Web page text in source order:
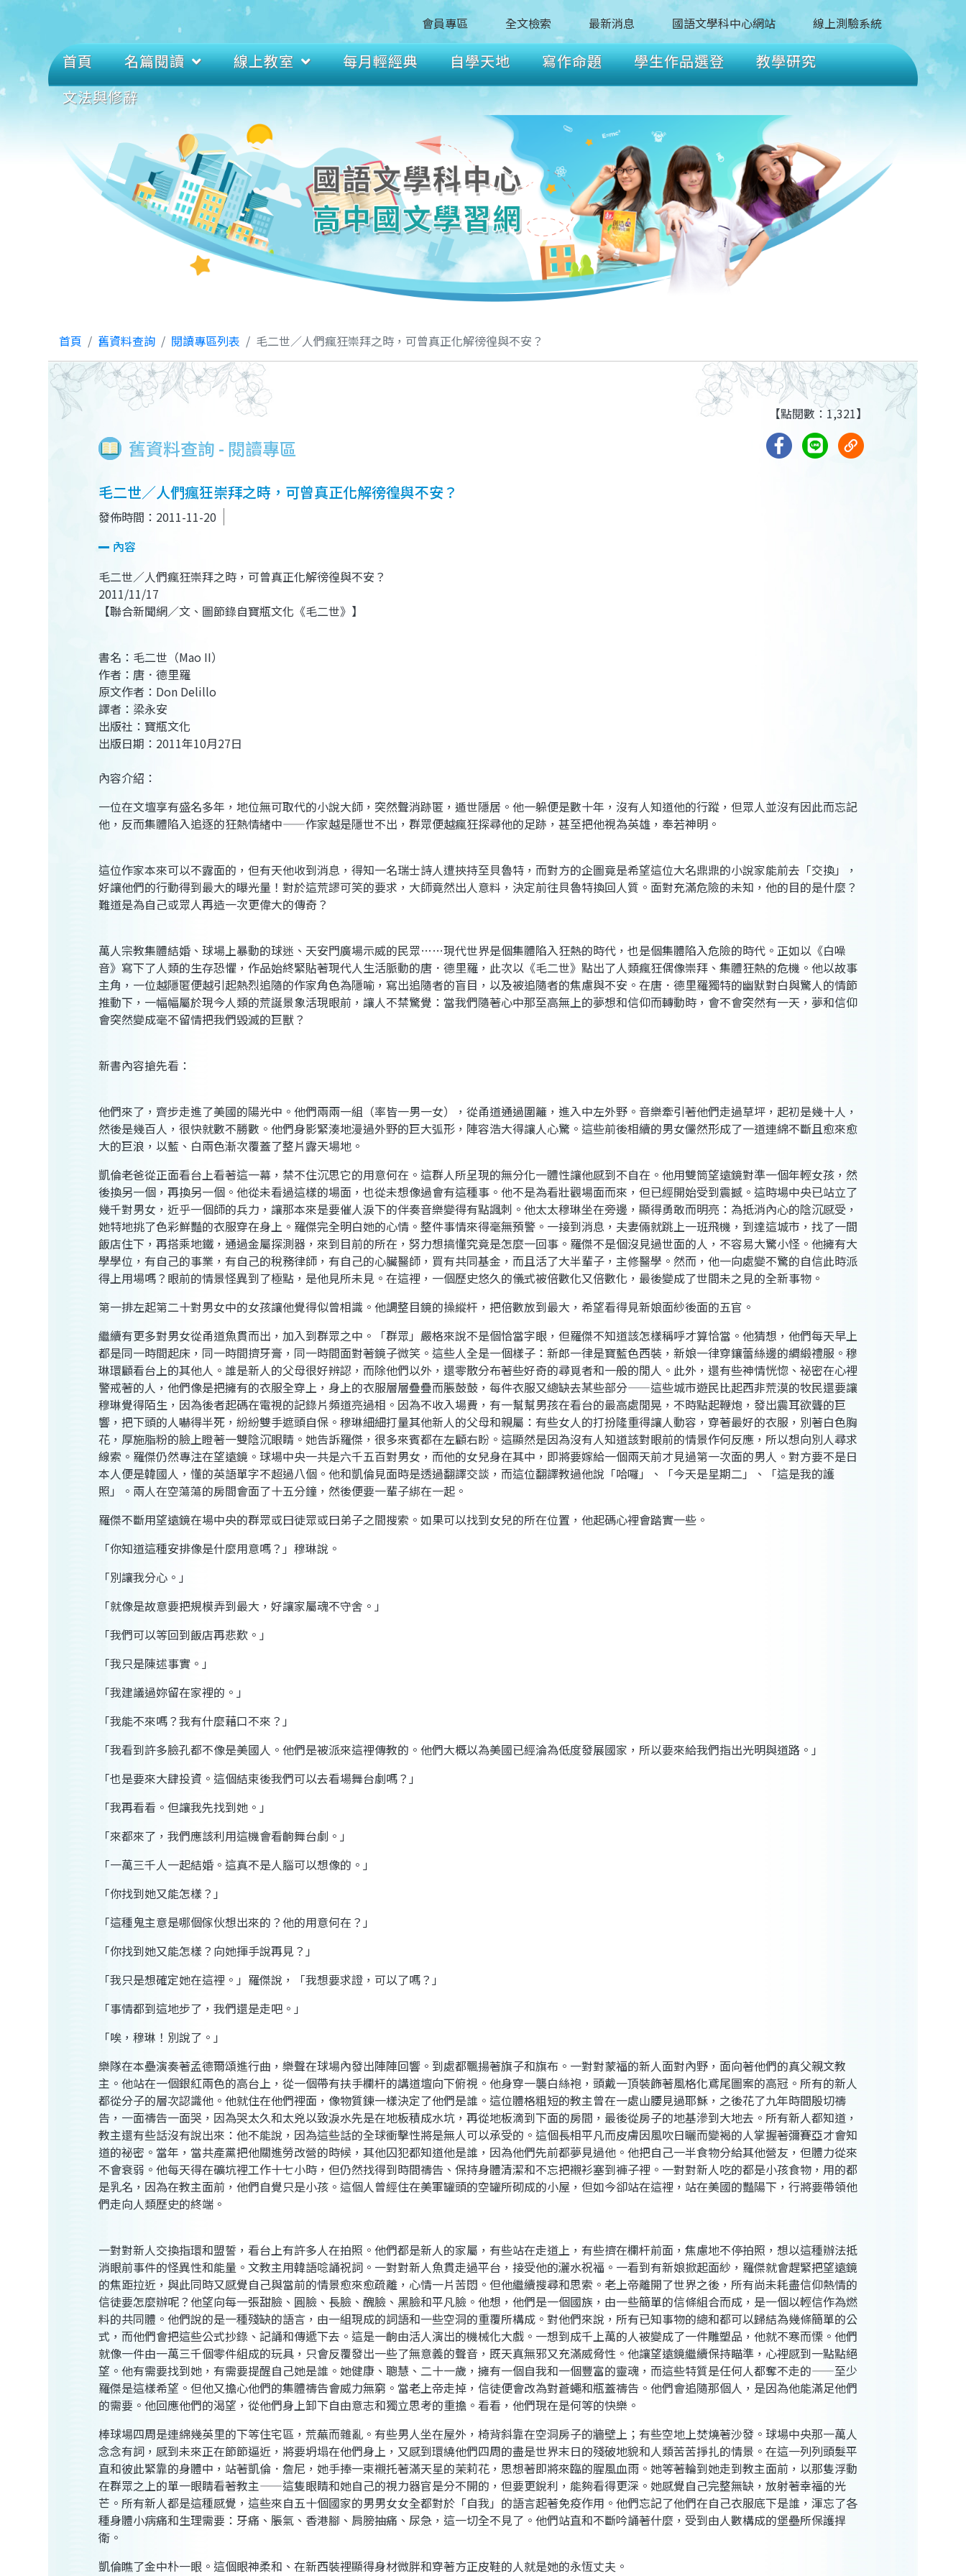
會員專區 全文檢索 最新消息 國語文學科中心網站 線上測驗系統
首頁 名篇閱讀 線上教室 每月輕經典 自學天地 寫作命題 學生作品選登
教學研究
文法與修辭
首頁 舊資料查詢 閱讀專區列表 毛二世／人們瘋狂崇拜之時，可曾真正化解徬徨與不安？
舊資料查詢 - 閱讀專區
【點閱數：1,321】
毛二世／人們瘋狂崇拜之時，可曾真正化解徬徨與不安？
發佈時間：2011-11-20
內容
毛二世／人們瘋狂崇拜之時，可曾真正化解徬徨與不安？
2011/11/17
【聯合新聞網／文、圖節錄自寶瓶文化《毛二世》】
書名：毛二世（Mao II）
作者：唐．德里羅
原文作者：Don Delillo
譯者：梁永安
出版社：寶瓶文化
出版日期：2011年10月27日
內容介紹：
一位在文壇享有盛名多年，地位無可取代的小說大師，突然聲消跡匿，遁世隱居。他一躲便是數十年，沒有人知道他的行蹤，但眾人並沒有因此而忘記
他，反而集體陷入追逐的狂熱情緒中——作家越是隱世不出，群眾便越瘋狂探尋他的足跡，甚至把他視為英雄，奉若神明。
這位作家本來可以不露面的，但有天他收到消息，得知一名瑞士詩人遭挾持至貝魯特，而對方的企圖竟是希望這位大名鼎鼎的小說家能前去「交換」，
好讓他們的行動得到最大的曝光量！對於這荒謬可笑的要求，大師竟然出人意料，決定前往貝魯特換回人質。面對充滿危險的未知，他的目的是什麼？
難道是為自己或眾人再造一次更偉大的傳奇？
萬人宗教集體結婚、球場上暴動的球迷、天安門廣場示威的民眾……現代世界是個集體陷入狂熱的時代，也是個集體陷入危險的時代。正如以《白噪
音》寫下了人類的生存恐懼，作品始終緊貼著現代人生活脈動的唐．德里羅，此次以《毛二世》點出了人類瘋狂偶像崇拜、集體狂熱的危機。他以故事
主角，一位越隱匿便越引起熱烈追隨的作家角色為隱喻，寫出追隨者的盲目，以及被追隨者的焦慮與不安。在唐．德里羅獨特的幽默對白與驚人的情節
推動下，一幅幅屬於現今人類的荒誕景象活現眼前，讓人不禁驚覺：當我們隨著心中那至高無上的夢想和信仰而轉動時，會不會突然有一天，夢和信仰
會突然變成毫不留情把我們毀滅的巨獸？
新書內容搶先看：
他們來了，齊步走進了美國的陽光中。他們兩兩一組（率皆一男一女），從甬道通過圍籬，進入中左外野。音樂牽引著他們走過草坪，起初是幾十人，
然後是幾百人，很快就數不勝數。他們身影緊湊地漫過外野的巨大弧形，陣容浩大得讓人心驚。這些前後相續的男女儼然形成了一道連綿不斷且愈來愈
大的巨浪，以藍、白兩色漸次覆蓋了整片露天場地。
凱倫老爸從正面看台上看著這一幕，禁不住沉思它的用意何在。這群人所呈現的無分化一體性讓他感到不自在。他用雙筒望遠鏡對準一個年輕女孩，然
後換另一個，再換另一個。他從未看過這樣的場面，也從未想像過會有這種事。他不是為看壯觀場面而來，但已經開始受到震撼。這時場中央已站立了
幾千對男女，近乎一個師的兵力，讓那本來是要催人淚下的伴奏音樂變得有點諷刺。他太太穆琳坐在旁邊，顯得勇敢而明亮：為抵消內心的陰沉感受，
她特地挑了色彩鮮豔的衣服穿在身上。羅傑完全明白她的心情。整件事情來得毫無預警。一接到消息，夫妻倆就跳上一班飛機，到達這城市，找了一間
飯店住下，再搭乘地鐵，通過金屬探測器，來到目前的所在，努力想搞懂究竟是怎麼一回事。羅傑不是個沒見過世面的人，不容易大驚小怪。他擁有大
學學位，有自己的事業，有自己的稅務律師，有自己的心臟醫師，買有共同基金，而且活了大半輩子，主修醫學。然而，他一向處變不驚的自信此時派
得上用場嗎？眼前的情景怪異到了極點，是他見所未見。在這裡，一個歷史悠久的儀式被倍數化又倍數化，最後變成了世間未之見的全新事物。
第一排左起第二十對男女中的女孩讓他覺得似曾相識。他調整目鏡的操縱杆，把倍數放到最大，希望看得見新娘面紗後面的五官。
繼續有更多對男女從甬道魚貫而出，加入到群眾之中。「群眾」嚴格來說不是個恰當字眼，但羅傑不知道該怎樣稱呼才算恰當。他猜想，他們每天早上
都是同一時間起床，同一時間擠牙膏，同一時間面對著鏡子微笑。這些人全是一個樣子：新郎一律是寶藍色西裝，新娘一律穿鑲蕾絲邊的綢緞禮服。穆
琳環顧看台上的其他人。誰是新人的父母很好辨認，而除他們以外，還零散分布著些好奇的尋覓者和一般的閒人。此外，還有些神情恍惚、祕密在心裡
警戒著的人，他們像是把擁有的衣服全穿上，身上的衣服層層疊疊而脹鼓鼓，每件衣服又總缺去某些部分——這些城市遊民比起西非荒漠的牧民還要讓
穆琳覺得陌生，因為後者起碼在電視的記錄片頻道亮過相。因為不收入場費，有一幫幫男孩在看台的最高處閒晃，不時點起鞭炮，發出震耳欲聾的巨
響，把下頭的人嚇得半死，紛紛雙手遮頭自保。穆琳細細打量其他新人的父母和親屬：有些女人的打扮隆重得讓人動容，穿著最好的衣服，別著白色胸
花，厚施脂粉的臉上瞪著一雙陰沉眼睛。她告訴羅傑，很多來賓都在左顧右盼。這顯然是因為沒有人知道該對眼前的情景作何反應，所以想向別人尋求
線索。羅傑仍然專注在望遠鏡。球場中央一共是六千五百對男女，而他的女兒身在其中，即將要嫁給一個兩天前才見過第一次面的男人。對方要不是日
本人便是韓國人，懂的英語單字不超過八個。他和凱倫見面時是透過翻譯交談，而這位翻譯教過他說「哈囉」、「今天是星期二」、「這是我的護
照」。兩人在空蕩蕩的房間會面了十五分鐘，然後便要一輩子綁在一起。
羅傑不斷用望遠鏡在場中央的群眾或曰徒眾或曰弟子之間搜索。如果可以找到女兒的所在位置，他起碼心裡會踏實一些。
「你知道這種安排像是什麼用意嗎？」穆琳說。
「別讓我分心。」
「就像是故意要把規模弄到最大，好讓家屬魂不守舍。」
「我們可以等回到飯店再悲歎。」
「我只是陳述事實。」
「我建議過妳留在家裡的。」
「我能不來嗎？我有什麼藉口不來？」
「我看到許多臉孔都不像是美國人。他們是被派來這裡傳教的。他們大概以為美國已經淪為低度發展國家，所以要來給我們指出光明與道路。」
「也是要來大肆投資。這個結束後我們可以去看場舞台劇嗎？」
「我再看看。但讓我先找到她。」
「來都來了，我們應該利用這機會看齣舞台劇。」
「一萬三千人一起結婚。這真不是人腦可以想像的。」
「你找到她又能怎樣？」
「這種鬼主意是哪個傢伙想出來的？他的用意何在？」
「你找到她又能怎樣？向她揮手說再見？」
「我只是想確定她在這裡。」羅傑說，「我想要求證，可以了嗎？」
「事情都到這地步了，我們還是走吧。」
「唉，穆琳！別說了。」
樂隊在本壘演奏著孟德爾頌進行曲，樂聲在球場內發出陣陣回響。到處都飄揚著旗子和旗布。一對對蒙福的新人面對內野，面向著他們的真父親文教
主。他站在一個銀紅兩色的高台上，從一個帶有扶手欄杆的講道壇向下俯視。他身穿一襲白絲袍，頭戴一頂裝飾著風格化鳶尾圖案的高冠。所有的新人
都從分子的層次認識他。他就住在他們裡面，像物質鍊一樣決定了他們是誰。這位體格粗短的教主曾在一處山腰見過耶穌，之後花了九年時間殷切禱
告，一面禱告一面哭，因為哭太久和太兇以致淚水先是在地板積成水坑，再從地板滴到下面的房間，最後從房子的地基滲到大地去。所有新人都知道，
教主還有些話沒有說出來：他不能說，因為這些話的全球衝擊性將是無人可以承受的。這個長相平凡而皮膚因風吹日曬而變褐的人掌握著彌賽亞才會知
道的祕密。當年，當共產黨把他關進勞改營的時候，其他囚犯都知道他是誰，因為他們先前都夢見過他。他把自己一半食物分給其他營友，但體力從來
不會衰弱。他每天得在礦坑裡工作十七小時，但仍然找得到時間禱告、保持身體清潔和不忘把襯衫塞到褲子裡。一對對新人吃的都是小孩食物，用的都
是乳名，因為在教主面前，他們自覺只是小孩。這個人曾經住在美軍罐頭的空罐所砌成的小屋，但如今卻站在這裡，站在美國的豔陽下，行將要帶領他
們走向人類歷史的終端。
一對對新人交換指環和盟誓，看台上有許多人在拍照。他們都是新人的家屬，有些站在走道上，有些擠在欄杆前面，焦慮地不停拍照，想以這種辦法抵
消眼前事件的怪異性和能量。文教主用韓語唸誦祝詞。一對對新人魚貫走過平台，接受他的灑水祝福。一看到有新娘掀起面紗，羅傑就會趕緊把望遠鏡
的焦距拉近，與此同時又感覺自己與當前的情景愈來愈疏離，心情一片苦悶。但他繼續搜尋和思索。老上帝離開了世界之後，所有尚未耗盡信仰熱情的
信徒要怎麼辦呢？他望向每一張甜臉、圓臉、長臉、醜臉、黑臉和平凡臉。他想，他們是一個國族，由一些簡單的信條組合而成，是一個以輕信作為燃
料的共同體。他們說的是一種殘缺的語言，由一組現成的詞語和一些空洞的重覆所構成。對他們來說，所有已知事物的總和都可以歸結為幾條簡單的公
式，而他們會把這些公式抄錄、記誦和傳遞下去。這是一齣由活人演出的機械化大戲。一想到成千上萬的人被變成了一件雕塑品，他就不寒而慄。他們
就像一件由一萬三千個零件組成的玩具，只會反覆發出一些了無意義的聲音，既天真無邪又充滿威脅性。他讓望遠鏡繼續保持瞄準，心裡感到一點點絕
望。他有需要找到她，有需要提醒自己她是誰。她健康、聰慧、二十一歲，擁有一個自我和一個豐富的靈魂，而這些特質是任何人都奪不走的——至少
羅傑是這樣希望。但他又擔心他們的集體禱告會威力無窮。當老上帝走掉，信徒便會改為對蒼蠅和瓶蓋禱告。他們會追隨那個人，是因為他能滿足他們
的需要。他回應他們的渴望，從他們身上卸下自由意志和獨立思考的重擔。看看，他們現在是何等的快樂。
棒球場四周是連綿幾英里的下等住宅區，荒蕪而雜亂。有些男人坐在屋外，椅背斜靠在空洞房子的牆壁上；有些空地上焚燒著沙發。球場中央那一萬人
念念有詞，感到未來正在節節逼近，將要坍塌在他們身上，又感到環繞他們四周的盡是世界末日的殘破地貌和人類苦苦掙扎的情景。在這一列列頭髮平
直和彼此緊靠的身體中，站著凱倫．詹尼，她手捧一束襯托著滿天星的茉莉花，思想著即將來臨的腥風血雨。她等著輪到她走到教主面前，以那隻浮動
在群眾之上的單一眼睛看著教主——這隻眼睛和她自己的視力器官是分不開的，但要更銳利，能夠看得更深。她感覺自己完整無缺，放射著幸福的光
芒。所有新人都是這種感覺，這些來自五十個國家的男男女女全都對於「自我」的語言起著免疫作用。他們忘記了他們在自己衣服底下是誰，渾忘了各
種身體小病痛和生理需要：牙痛、脹氣、香港腳、肩膀抽痛、尿急，這一切全不見了。他們站直和不斷吟誦著什麼，受到由人數構成的堡壘所保護捍
衛。
凱倫瞧了金中朴一眼。這個眼神柔和、在新西裝裡顯得身材微胖和穿著方正皮鞋的人就是她的永恆丈夫。